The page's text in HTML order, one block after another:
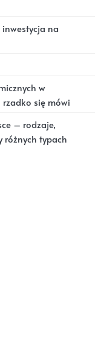
na
w
się mówi
– rodzaje,
różnych typach